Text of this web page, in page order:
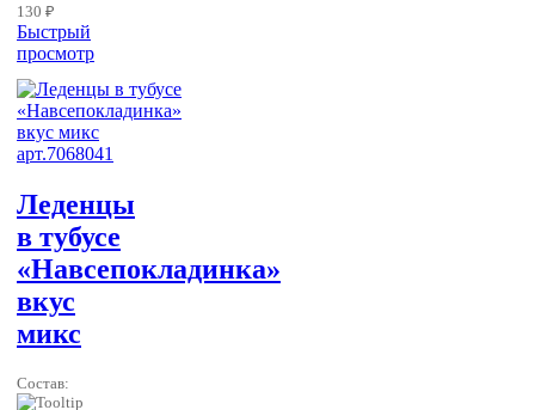
130 ₽
Быстрый
просмотр
Леденцы
в тубусе
«Навсепокладинка»
вкус
микс
Состав: